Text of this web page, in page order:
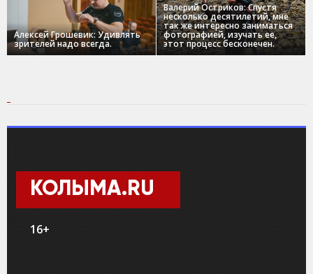
Алексей Грошевик: Удивлять
зрителей надо всегда.
Валерий Остриков: Спустя
несколько десятилетий, мне
так же интересно заниматься
фотографией, изучать ее,
этот процесс бесконечен.
КОЛЫМА.RU
16+